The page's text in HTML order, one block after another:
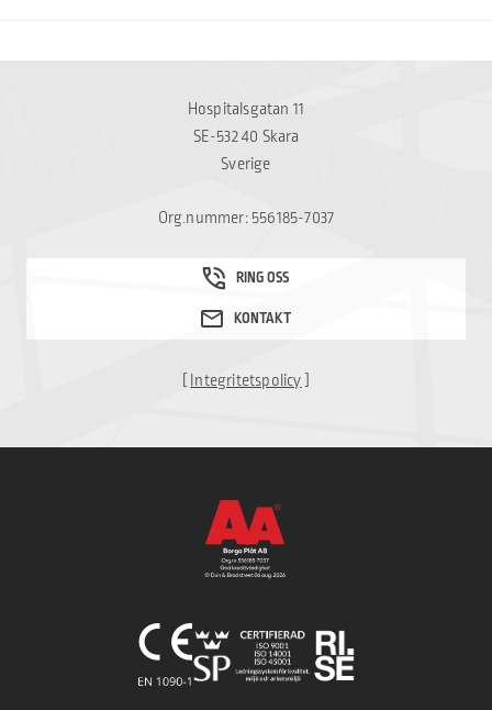
Hospitalsgatan 11
SE-532 40 Skara
Sverige
Org.nummer: 556185-7037
[Integritetspolicy]